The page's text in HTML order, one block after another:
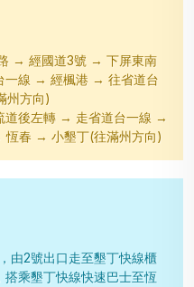
→ 經國道3號 → 下屏東南
一線 → 經楓港 → 往省道台
州方向)
道後左轉 → 走省道台一線 →
春 → 小墾丁(往滿州方向)
由2號出口走至墾丁快線櫃
乘墾丁快線快速巴士至恆